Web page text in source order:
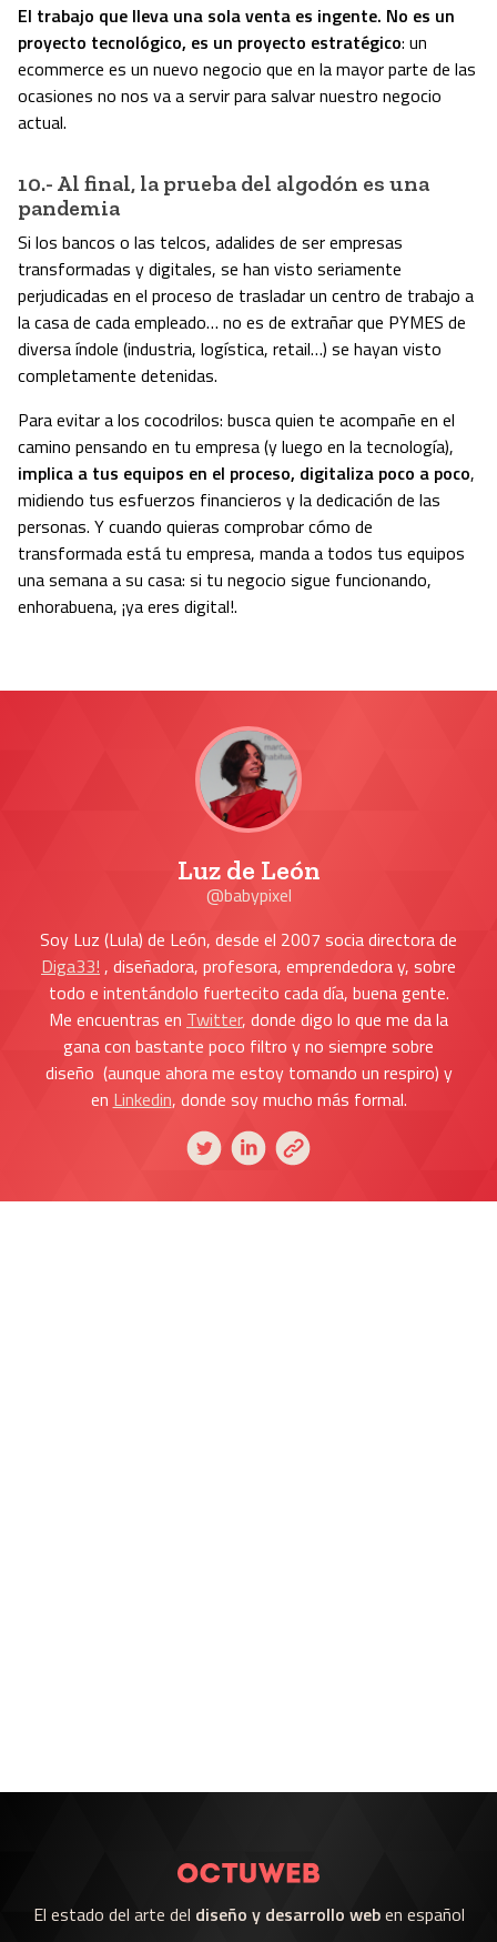
El trabajo que lleva una sola venta es ingente. No es un
proyecto tecnológico, es un proyecto estratégico: un
ecommerce es un nuevo negocio que en la mayor parte de las
ocasiones no nos va a servir para salvar nuestro negocio
actual.
10.- Al final, la prueba del algodón es una
pandemia
Si los bancos o las telcos, adalides de ser empresas
transformadas y digitales, se han visto seriamente
perjudicadas en el proceso de trasladar un centro de trabajo a
la casa de cada empleado… no es de extrañar que PYMES de
diversa índole (industria, logística, retail…) se hayan visto
completamente detenidas.
Para evitar a los cocodrilos: busca quien te acompañe en el
camino pensando en tu empresa (y luego en la tecnología),
implica a tus equipos en el proceso, digitaliza poco a poco,
midiendo tus esfuerzos financieros y la dedicación de las
personas. Y cuando quieras comprobar cómo de
transformada está tu empresa, manda a todos tus equipos
una semana a su casa: si tu negocio sigue funcionando,
enhorabuena, ¡ya eres digital!.
Luz de León
@babypixel
Soy Luz (Lula) de León, desde el 2007 socia directora de
Diga33! , diseñadora, profesora, emprendedora y, sobre
todo e intentándolo fuertecito cada día, buena gente.
Me encuentras en Twitter, donde digo lo que me da la
gana con bastante poco filtro y no siempre sobre
diseño (aunque ahora me estoy tomando un respiro) y
en Linkedin, donde soy mucho más formal.
El estado del arte del diseño y desarrollo weben español